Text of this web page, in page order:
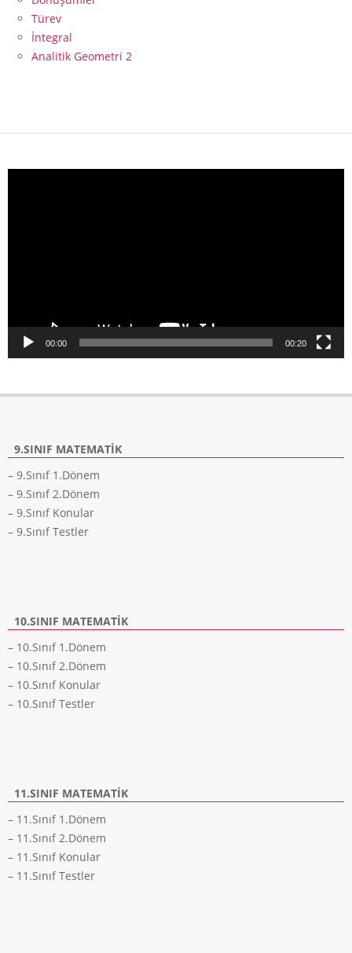
Türev
İntegral
Analitik Geometri 2
00:00 00:20
9.SINIF MATEMATIK
– 9.Sınıf 1.Dönem
– 9.Sınıf 2.Dönem
– 9.Sınıf Konular
– 9.Sınıf Testler
10.SINIF MATEMATIK
– 10.Sınıf 1.Dönem
– 10.Sınıf 2.Dönem
– 10.Sınıf Konular
– 10.Sınıf Testler
11.SINIF MATEMATIK
– 11.Sınıf 1.Dönem
– 11.Sınıf 2.Dönem
– 11.Sınıf Konular
– 11.Sınıf Testler